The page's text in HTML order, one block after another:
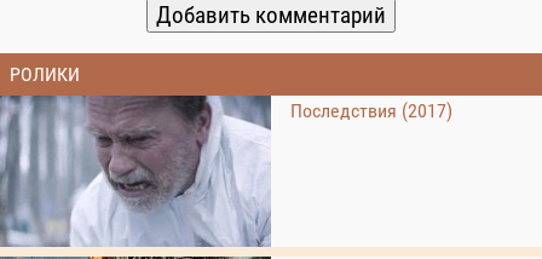
РОЛИКИ
Последствия (2017)